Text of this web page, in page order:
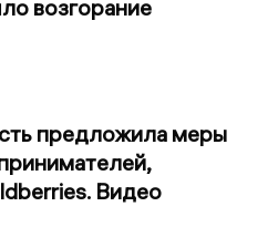
возгорание
предложила меры
Видео